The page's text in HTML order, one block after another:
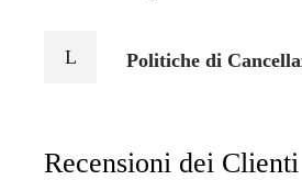
Politiche di
Recensioni dei Clienti